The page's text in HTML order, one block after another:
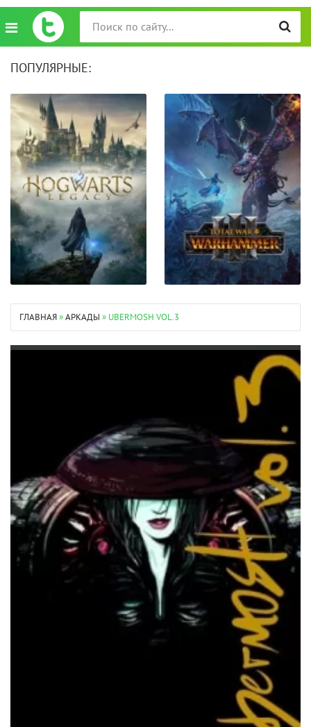
ПОПУЛЯРНЫЕ:
ГЛАВНАЯ»АРКАДЫ » UBERMOSH VOL.3